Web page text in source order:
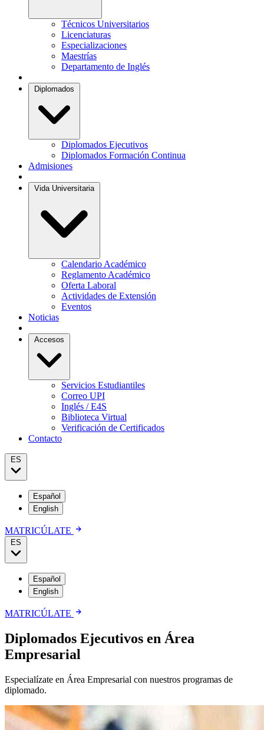
Técnicos Universitarios
Licenciaturas
Especializaciones
Maestrías
Departamento de Inglés
Diplomados
Diplomados Ejecutivos
Diplomados Formación Continua
Admisiones
Vida Universitaria
Calendario Académico
Reglamento Académico
Oferta Laboral
Actividades de Extensión
Eventos
Noticias
Accesos
Servicios Estudiantiles
Correo UPI
Inglés / E4S
Biblioteca Virtual
Verificación de Certificados
Contacto
ES
Español
English
MATRICÚLATE
ES
Español
English
MATRICÚLATE
Diplomados Ejecutivos en Área
Empresarial
Especialízate en Área Empresarial con nuestros programas de
diplomado.